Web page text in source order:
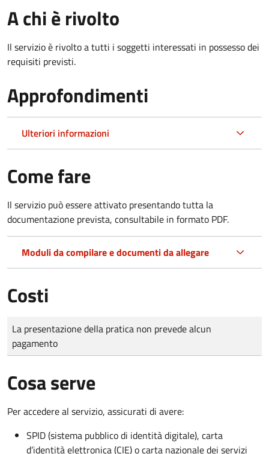
A chi è rivolto
Il servizio è rivolto a tutti i soggetti interessati in possesso dei
requisiti previsti.
Approfondimenti
Ulteriori informazioni
Come fare
Il servizio può essere attivato presentando tutta la
documentazione prevista, consultabile in formato PDF.
Moduli da compilare e documenti da allegare
Costi
Tipo di pagamento
Importo
La presentazione della pratica non prevede alcun
pagamento
Cosa serve
Per accedere al servizio, assicurati di avere:
SPID (sistema pubblico di identità digitale), carta
d’identità elettronica (CIE) o carta nazionale dei servizi